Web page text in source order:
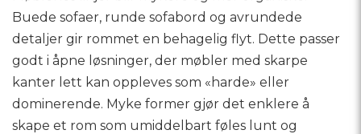
Buede sofaer, runde sofabord og avrundede
detaljer gir rommet en behagelig flyt. Dette passer
godt i åpne løsninger, der møbler med skarpe
kanter lett kan oppleves som «harde» eller
dominerende. Myke former gjør det enklere å
skape et rom som umiddelbart føles lunt og